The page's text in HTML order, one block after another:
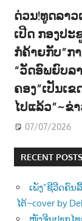
ດ່ວນ!ທູດລາ
ເປີດ ກອງປ
ກໍຄ້າຍກັບ”ກ
“ວັດອົພຍົບລ
ຄອງ”ເປັນເ
ໄປແລ້ວ”~ຂ່
07/07/2026
RECENT POSTS
ເພັງ”ຊີວີດຄົນ
ໄຕ້~cover by